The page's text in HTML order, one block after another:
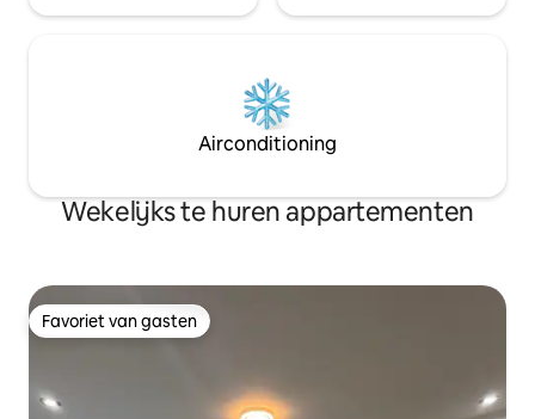
Airconditioning
Wekelijks te huren appartementen
Favoriet van gasten
Favoriet van gasten